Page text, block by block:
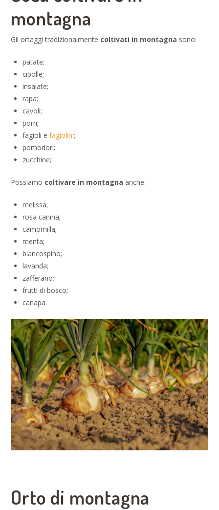
montagna
Gli ortaggi tradizionalmente coltivati in montagna sono:
patate;
cipolle;
insalate;
rapa;
cavoli;
porri;
fagioli e fagiolini;
pomodori;
zucchine;
Possiamo coltivare in montagna anche:
melissa;
rosa canina;
camomilla;
menta;
biancospino;
lavanda;
zafferano;
frutti di bosco;
canapa.
Orto di montagna